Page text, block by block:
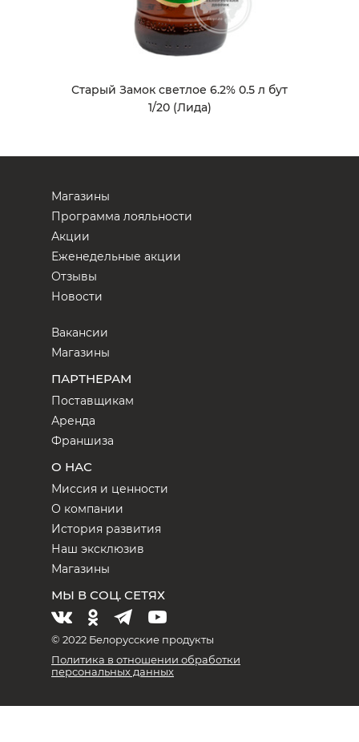
Старый Замок светлое 6.2% 0.5 л бут
1/20 (Лида)
Магазины
Программа лояльности
Акции
Еженедельные акции
Отзывы
Новости
Вакансии
Магазины
ПАРТНЕРАМ
Поставщикам
Аренда
Франшиза
О НАС
Миссия и ценности
О компании
История развития
Наш эксклюзив
Магазины
МЫ В СОЦ. СЕТЯХ
© 2022 Белорусские продукты
Политика в отношении обработки
персональных данных